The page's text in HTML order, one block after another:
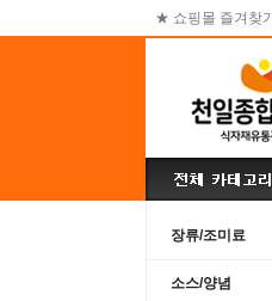
★ 쇼핑몰 즐겨찾기
장류/조미료
소스/양념